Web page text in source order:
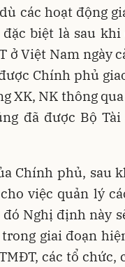
các hoạt động
biệt là sau
ở Việt Nam ngày
Chính phủ
XK, NK thông
đã được Bộ
Chính phủ, sau
việc quản lý
Nghị định này
trong giai đoạn
các tổ